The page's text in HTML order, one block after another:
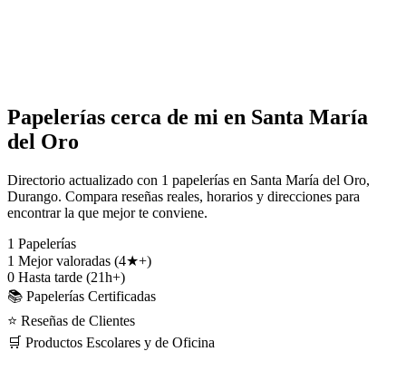
Papelerías cerca de mi en Santa María
del Oro
Directorio actualizado con 1 papelerías en Santa María del Oro,
Durango. Compara reseñas reales, horarios y direcciones para
encontrar la que mejor te conviene.
1 Papelerías
1 Mejor valoradas (4★+)
0 Hasta tarde (21h+)
📚 Papelerías Certificadas
⭐ Reseñas de Clientes
🛒 Productos Escolares y de Oficina